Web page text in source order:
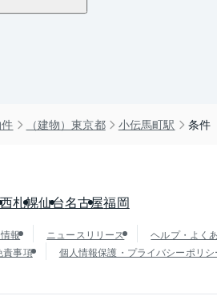
（建物）東京都 小伝馬町駅 条件
札幌仙台名古屋福岡
報 ニュースリリース ヘルプ・よく
責事項
個人情報保護・プライバシーポリシ